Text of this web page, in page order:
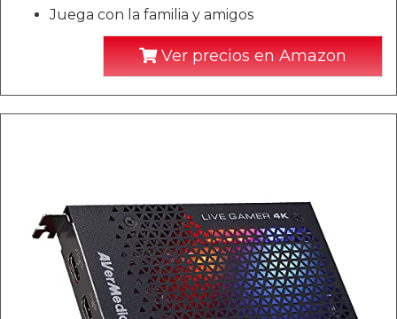
Juega con la familia y amigos
Ver precios en Amazon